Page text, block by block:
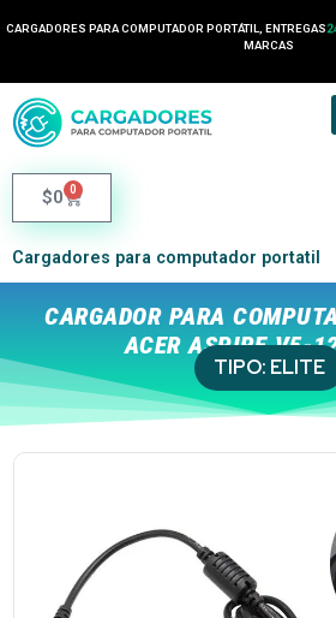
CARGADORES PARA COMPUTADOR PORTÁTIL, ENTREGAS
MARCAS
$0 0
Cargadores para computador portatil
CARGADOR PARA
ACER ASPIRE V5-
TIPO: ELITE